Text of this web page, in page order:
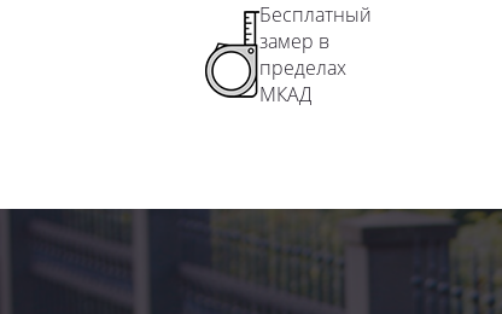
Бесплатный
замер в
пределах
МКАД